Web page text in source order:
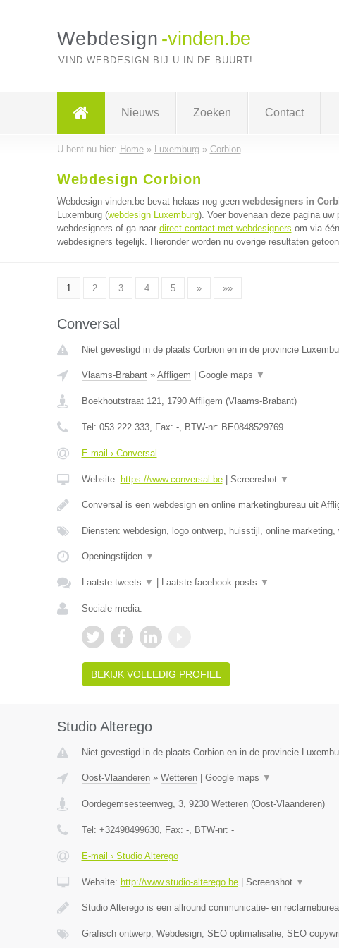
Webdesign -vinden.be
VIND WEBDESIGN BIJ U IN DE BUURT!
Nieuws Zoeken Contact
U bent nu hier: Home» Luxemburg» Corbion
Webdesign Corbion
Webdesign-vinden.be bevat helaas nog geen webdesigners in
Luxemburg (webdesign Luxemburg). Voer bovenaan deze pagina
webdesigners of ga naar direct contact met webdesigners om via
webdesigners tegelijk. Hieronder worden nu overige resultaten
1 2 3 4 5 » »»
Conversal
Niet gevestigd in de plaats Corbion en in de provincie
Vlaams-Brabant» Affligem Google maps ▼
Boekhoutstraat 121, 1790 Affligem (Vlaams-Brabant)
Tel: 053 222 333, Fax: -, BTW-nr: BE0848529769
E-mail › Conversal
Website: https://www.conversal.be| Screenshot ▼
Conversal is een webdesign en online marketingbureau uit
Diensten: webdesign, logo ontwerp, huisstijl, online
Openingstijden ▼
Laatste tweets ▼ Laatste facebook posts ▼
Sociale media:
BEKIJK VOLLEDIG PROFIEL
Studio Alterego
Niet gevestigd in de plaats Corbion en in de provincie
Oost-Vlaanderen» Wetteren| Google maps ▼
Oordegemsesteenweg, 3, 9230 Wetteren(Oost-Vlaanderen)
Tel: +32498499630, Fax: -, BTW-nr: -
E-mail › Studio Alterego
Website: http://www.studio-alterego.be| Screenshot ▼
Studio Alterego is een allround communicatie- en
Grafisch ontwerp, Webdesign, SEO optimalisatie, SEO